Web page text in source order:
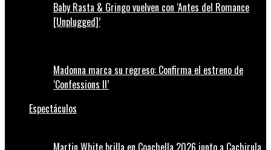
Baby Rasta & Gringo vuelven con ‘Antes del Romance
[Unplugged]’
Madonna marca su regreso: Confirma el estreno de
‘Confessions II’
Espectáculos